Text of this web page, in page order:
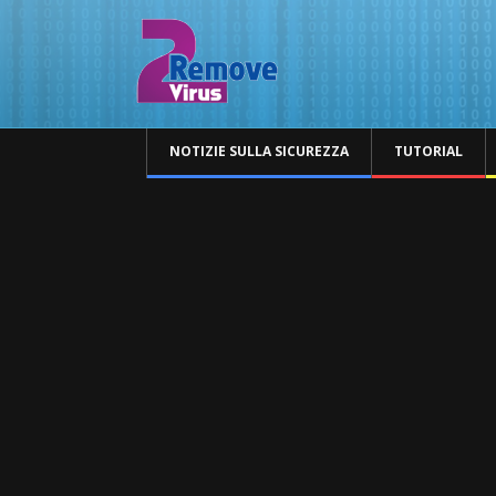
NOTIZIE SULLA SICUREZZA TUTORIAL